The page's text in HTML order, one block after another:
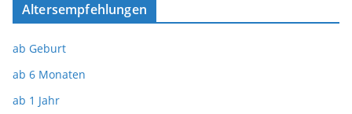
Altersempfehlungen
ab Geburt
ab 6 Monaten
ab 1 Jahr